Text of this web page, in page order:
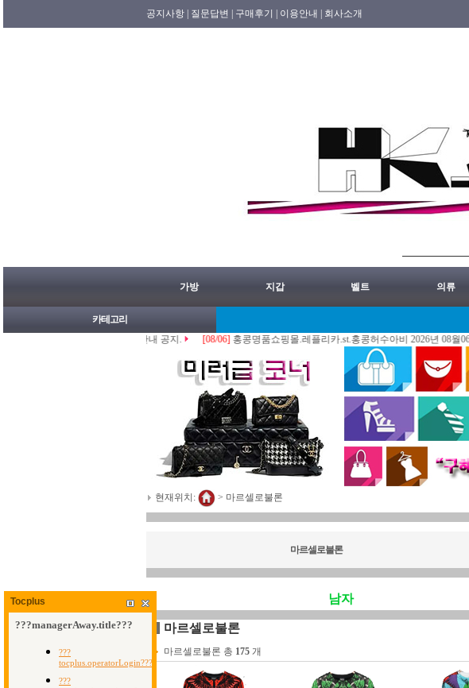
공지사항 | 질문답변 | 구매후기 | 이용안내 | 회사소개
가방 지갑 벨트 의류
카테고리
[08/06] 홍콩명품쇼핑몰.레플리카.st.홍콩허수아비 2026년 08월06일 홍콩
현재위치: > 마르셀로불론
마르셀로불론
남자
마르셀로불론
마르셀로불론 총 175 개
Tocplus